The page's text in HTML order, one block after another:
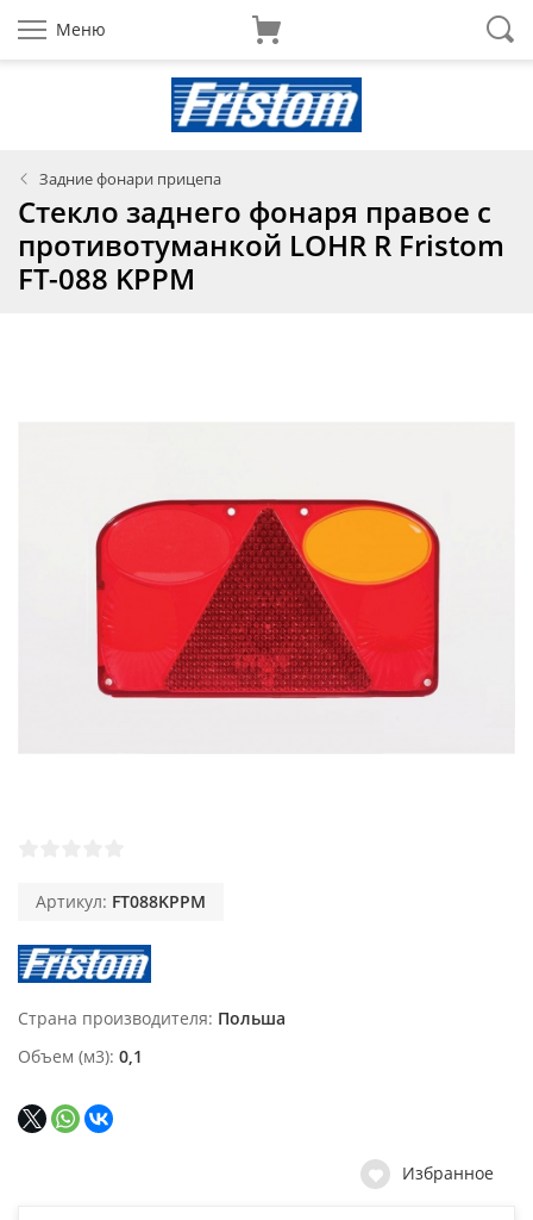
Меню
Задние фонари прицепа
Стекло заднего фонаря правое с
противотуманкой LOHR R Fristom
FT-088 KPPM
Артикул: FT088KPPM
Страна производителя Польша
Объем (м3) 0,1
Избранное